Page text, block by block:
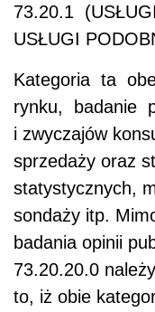
73.20.1
USŁUGI
Kategoria ta
rynku, badanie
i zwyczajów
sprzedaży oraz
statystycznych,
sondaży itp.
badania opinii
73.20.20.0
to, iż obie